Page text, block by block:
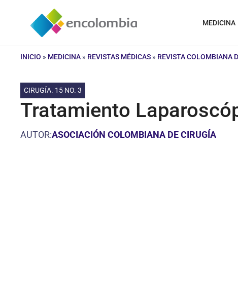
contenido
MEDICINA
INICIO » MEDICINA » REVISTAS MÉDICAS » REVISTA COLOMBIANA
CIRUGÍA. 15 NO. 3
Tratamiento
AUTOR:ASOCIACIÓN COLOMBIANA DE CIRUGÍA